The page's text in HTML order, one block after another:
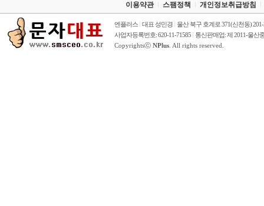
이용약관 스팸정책 개인정보취급방침
엔플러스 대표 성민경
울산 북구 호계로 371(신천동)
사업자등록번호: 620-11-71585
통신판매업: 제 2011-울산
Copyrightsⓒ NPlus . All rights reserved.